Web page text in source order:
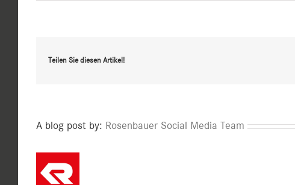
Teilen Sie diesen Artikel!
A blog post by: Rosenbauer Social Media Team